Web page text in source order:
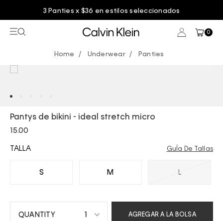
3 Panties x $36 en estilos seleccionados
0
Underwear Panties
Pantys de bikini - ideal stretch micro
15.00
TALLA
S M L
GuÍa De Tallas
1 AGREGAR A LA BOLSA